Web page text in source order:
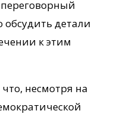
обсудить детали
к этим
несмотря на